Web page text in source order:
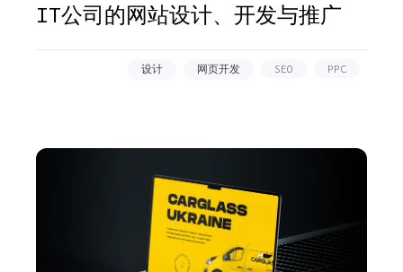
IT公司的网站设计、开发与推广
设计 网页开发 SEO PPC